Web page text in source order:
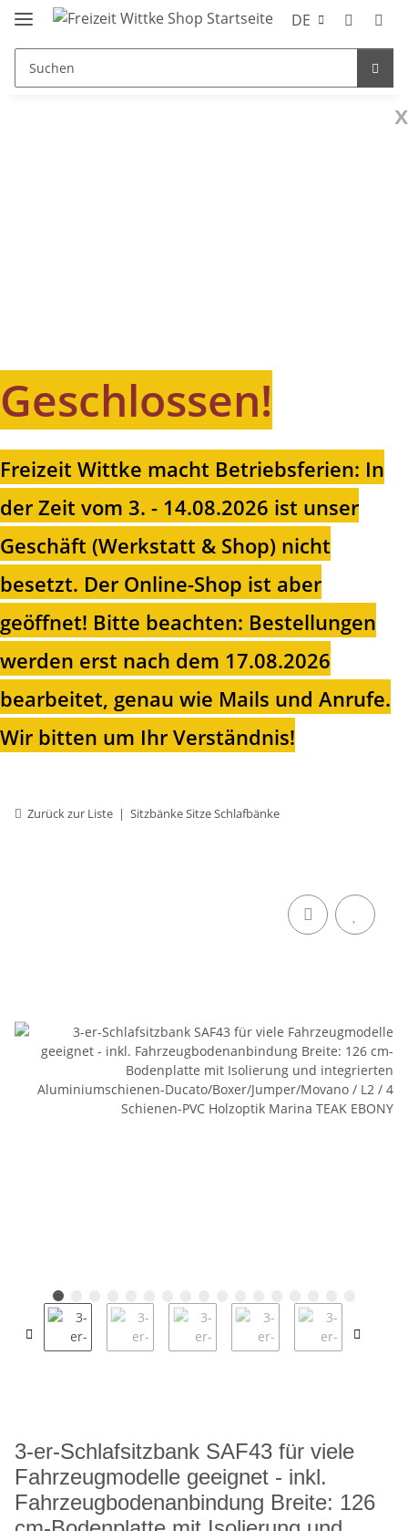
DE
x
Geschlossen!
Freizeit Wittke macht Betriebsferien: In
der Zeit vom 3. - 14.08.2026 ist unser
Geschäft (Werkstatt & Shop) nicht
besetzt. Der Online-Shop ist aber
geöffnet! Bitte beachten: Bestellungen
werden erst nach dem 17.08.2026
bearbeitet, genau wie Mails und Anrufe.
Wir bitten um Ihr Verständnis!
Zurück zur Liste Sitzbänke Sitze Schlafbänke
3-er-Schlafsitzbank SAF43 für viele
Fahrzeugmodelle geeignet - inkl.
Fahrzeugbodenanbindung Breite: 126